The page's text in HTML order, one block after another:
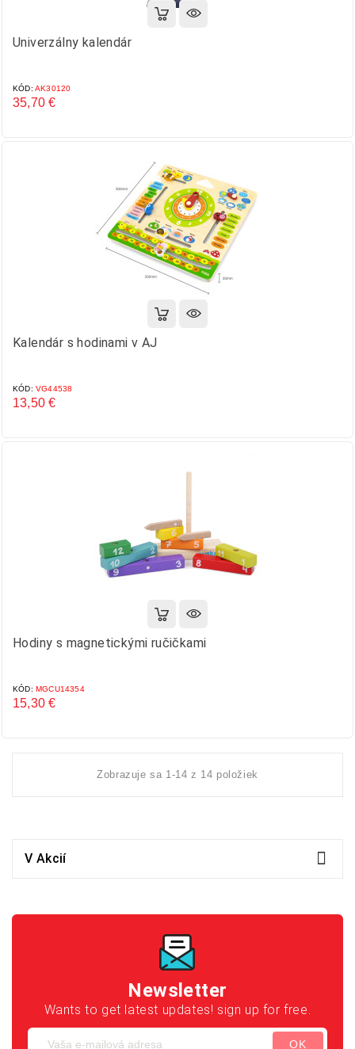
Univerzálny kalendár
KÓD: AK30120
35,70 €
Kalendár s hodinami v AJ
KÓD: VG44538
13,50 €
Hodiny s magnetickými ručičkami
KÓD: MGCU14354
15,30 €
Zobrazuje sa 1-14 z 14 položiek
V Akcií 
Newsletter
Wants to get latest updates! sign up for free.